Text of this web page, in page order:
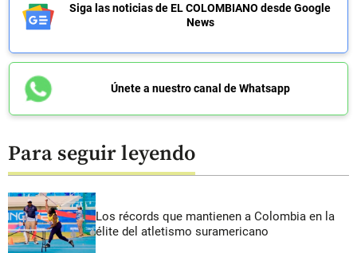
Siga las noticias de EL COLOMBIANO desde Google
News
Únete a nuestro canal de Whatsapp
Para seguir leyendo
Los récords que mantienen a Colombia en la
élite del atletismo suramericano